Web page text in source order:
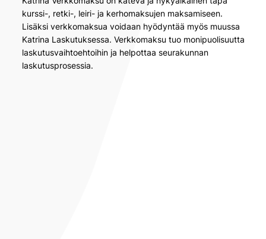
kurssi-, retki-, leiri- ja kerhomaksujen maksamiseen.
Lisäksi verkkomaksua voidaan hyödyntää myös muussa
Katrina Laskutuksessa. Verkkomaksu tuo monipuolisuutta
laskutusvaihtoehtoihin ja helpottaa seurakunnan
laskutusprosessia.